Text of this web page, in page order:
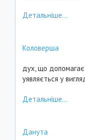
Детальніше...
Коловерша
дух, що допомагає
уявляється у
Детальніше...
Данута